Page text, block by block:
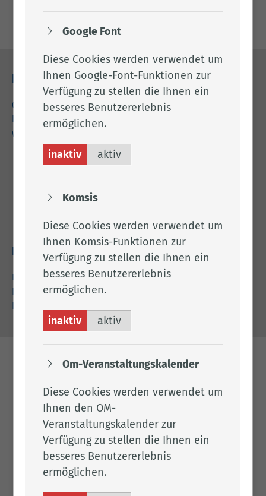
Kontakt
04471 15 0
kreishaus@lkclp.de
www.lkclp.de
Adresse
Landkreis Cloppenburg
Eschstr. 29
49661 Cloppenburg
Rechtliches
Impressum
Datenschutz
Barrierefreiheit
Google Font
Diese Cookies werden verwendet um
Ihnen Google-Font-Funktionen zur
Verfügung zu stellen die Ihnen ein
besseres Benutzererlebnis
ermöglichen.
inaktiv aktiv
Komsis
Diese Cookies werden verwendet um
Ihnen Komsis-Funktionen zur
Verfügung zu stellen die Ihnen ein
besseres Benutzererlebnis
ermöglichen.
inaktiv aktiv
Om-Veranstaltungskalender
Diese Cookies werden verwendet um
Ihnen den OM-
Veranstaltungskalender zur
Verfügung zu stellen die Ihnen ein
besseres Benutzererlebnis
ermöglichen.